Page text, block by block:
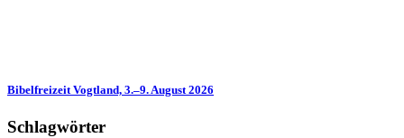
Bibelfreizeit Vogtland, 3.–9. August 2026
Schlagwörter